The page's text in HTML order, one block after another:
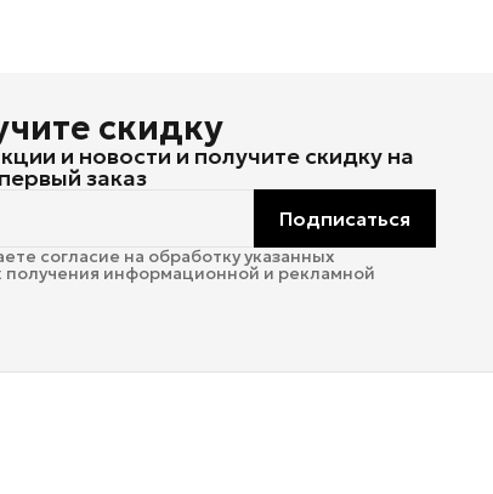
скидку
и новости и получите скидку на
первый заказ
Подписаться
согласие на обработку указанных
информационной и рекламной